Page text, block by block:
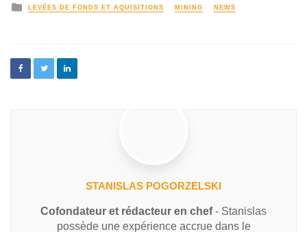
LEVÉES DE FONDS ET AQUISITIONS MINING NEWS
STANISLAS POGORZELSKI
Cofondateur et rédacteur en chef- Stanislas
possède une expérience accrue dans le